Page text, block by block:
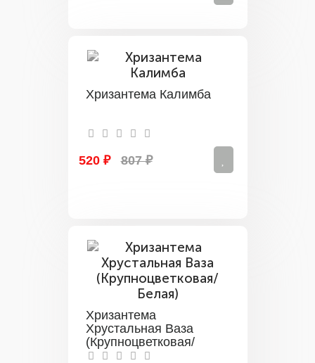
Хризантема Калимба
520 ₽ 807 ₽
Хризантема
Хрустальная Ваза
(Крупноцветковая/
Белая)